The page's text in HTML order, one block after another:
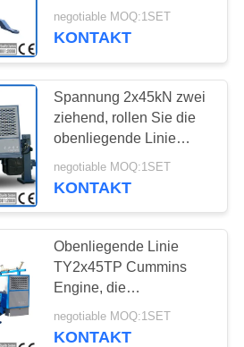
Stromleitung der Kabel-
Abziehvorrichtungs-
negotiable MOQ:1SET
KONTAKT
Spannung 2x45kN zwei
ziehend, rollen Sie die
obenliegende Linie
zusammen, die
Ausrüstung mit 40mm
aufreiht
negotiable MOQ:1SET
KONTAKT
Obenliegende Linie
TY2x45TP Cummins
Engine, die
Ausrüstungs-
hydraulische
negotiable MOQ:1SET
KONTAKT